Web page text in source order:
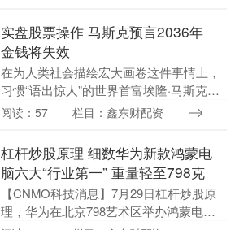
汤....
实盘股票操作 马斯克预言2036年
金钱将失效
在为人类社会描绘宏大画卷这件事情上，
习惯“语出惊人”的世界首富埃隆·马斯克从
未让人失望过。本月他在接受专访时再次
人类的智力....
阅读：57 栏目：鑫东财配资
杠杆炒股原理 细数华为新款鸿蒙电
脑六大“行业第一” 重量轻至798克
【CNMO科技消息】7月29日杠杆炒股原
理，华为在北京798艺术区举办鸿蒙电脑